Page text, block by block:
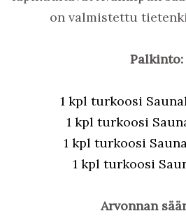
on valmistettu
Palkinto:
1 kpl turkoosi
1 kpl turkoosi
1 kpl turkoosi
1 kpl turkoosi
Arvonnan